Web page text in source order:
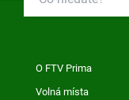
O FTV Prima
Volná místa